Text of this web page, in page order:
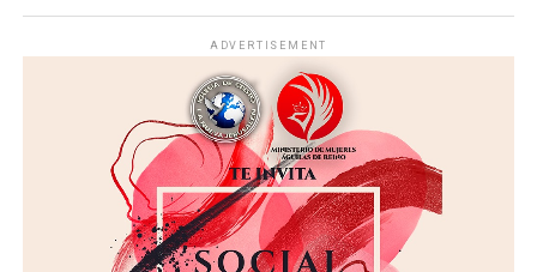
ADVERTISEMENT